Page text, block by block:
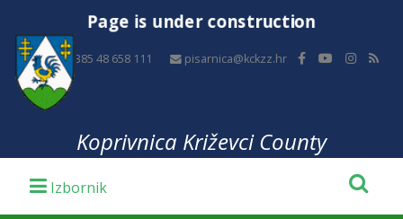
Page is under construction
+385 48 658 111 pisarnica@kckzz.hr
Koprivnica Križevci County